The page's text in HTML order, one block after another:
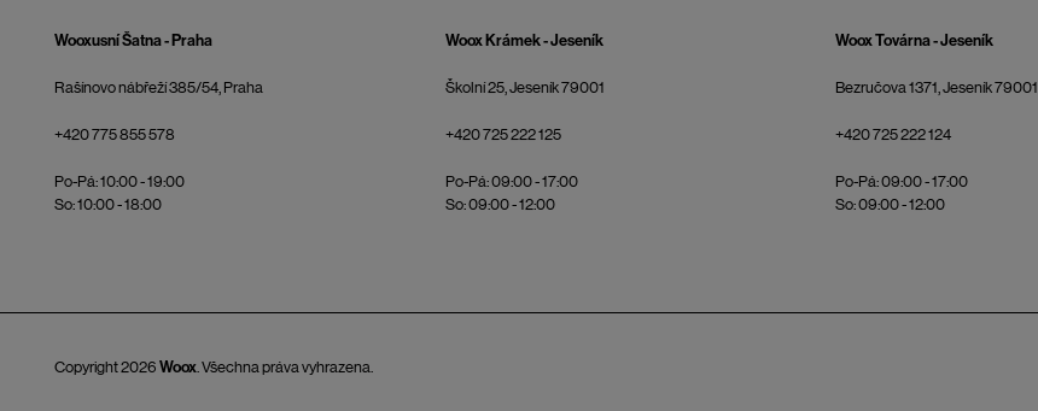
Wooxusní Šatna - Praha
Rašínovo nábřeží 385/54, Praha
+420 775 855 578
Po-Pá: 10:00 - 19:00
So: 10:00 - 18:00
Woox Krámek - Jeseník
Školní 25, Jeseník 79001
+420 725 222 125
Po-Pá: 09:00 - 17:00
So: 09:00 - 12:00
Woox Továrna - Jeseník
Bezručova 1371, Jeseník 79001
+420 725 222 124
Po-Pá: 09:00 - 17:00
So: 09:00 - 12:00
Copyright 2026 Woox. Všechna práva vyhrazena.